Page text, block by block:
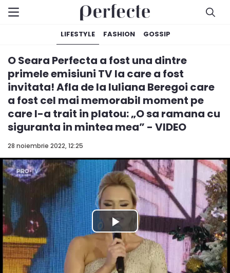
LIFESTYLE FASHION GOSSIP
28 noiembrie 2022, 12:25
O Seara Perfecta a fost una dintre
primele emisiuni TV la care a fost
invitata! Afla de la Iuliana Beregoi care
a fost cel mai memorabil moment pe
care l-a trait in platou: „O sa ramana cu
siguranta in mintea mea” - VIDEO